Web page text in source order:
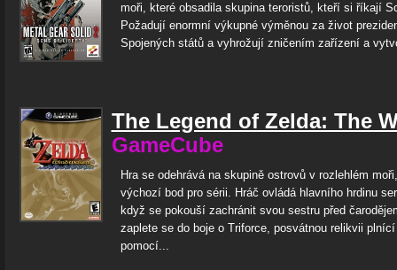
moři, které obsadila skupina teroristů, kteří si říkají
Požadují enormní výkupné výměnou za život
Spojených států a vyhrožují zničením zařízení a
The Legend of Zelda: The
GameCube
Hra se odehrává na skupině ostrovů v rozlehlém
výchozí bod pro sérii. Hráč ovládá hlavního hrdinu
když se pokouší zachránit svou sestru před
zaplete se do boje o Triforce, posvátnou relikvii
pomocí...